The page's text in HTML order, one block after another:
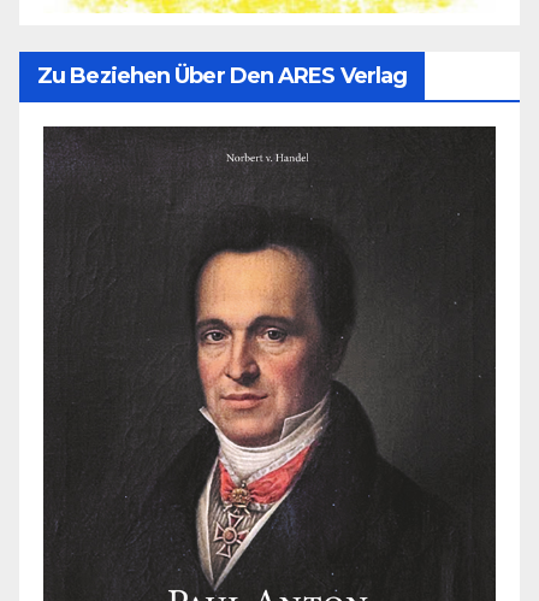
Zu Beziehen Über Den ARES Verlag